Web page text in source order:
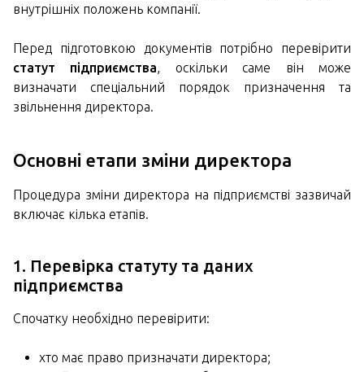
внутрішніх положень компанії.
Перед підготовкою документів потрібно перевірити
статут підприємства, оскільки саме він може
визначати спеціальний порядок призначення та
звільнення директора.
Основні етапи зміни директора
Процедура зміни директора на підприємстві зазвичай
включає кілька етапів.
1. Перевірка статуту та даних
підприємства
Спочатку необхідно перевірити:
хто має право призначати директора;